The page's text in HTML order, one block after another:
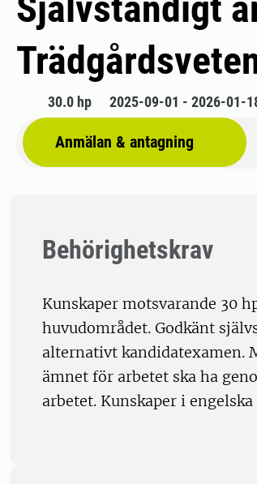
30.0 hp 2025-09-01 - 2026-01-
Anmälan & antagning
Behörighetskrav
Kunskaper motsvarande 30
huvudområdet. Godkänt
alternativt kandidatexamen.
ämnet för arbetet ska ha
arbetet. Kunskaper i